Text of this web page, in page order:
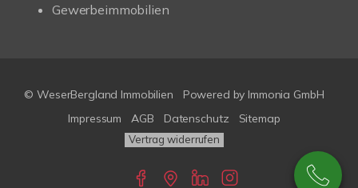
Gewerbeimmobilien
© WeserBergland Immobilien Powered by Immonia GmbH
Impressum
AGB Datenschutz Sitemap
Vertrag widerrufen